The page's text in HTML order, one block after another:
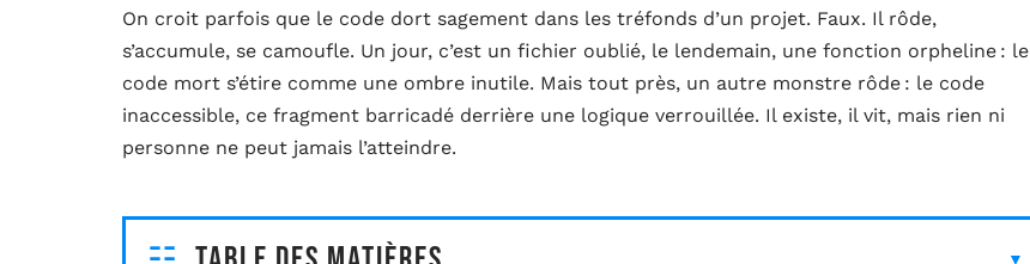
On croit parfois que le code dort sagement dans les tréfonds d’un projet. Faux. Il rôde,
s’accumule, se camoufle. Un jour, c’est un fichier oublié, le lendemain, une fonction orpheline : le
code mort s’étire comme une ombre inutile. Mais tout près, un autre monstre rôde : le code
inaccessible, ce fragment barricadé derrière une logique verrouillée. Il existe, il vit, mais rien ni
personne ne peut jamais l’atteindre.